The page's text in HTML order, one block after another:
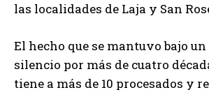
las localidades de Laja y San
El hecho que se mantuvo bajo
silencio por más de cuatro
tiene a más de 10 procesados y